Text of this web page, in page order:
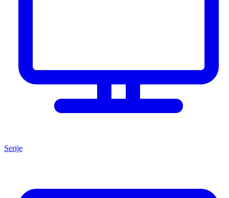
Serije